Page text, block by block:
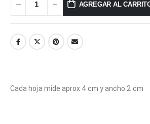
AGREGAR AL
Cada hoja mide aprox 4 cm y ancho 2 cm